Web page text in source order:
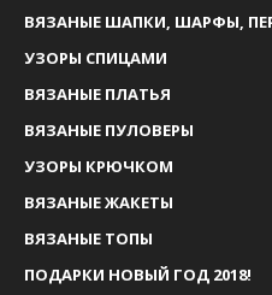
ВЯЗАНЫЕ ШАПКИ, ШАРФЫ,
УЗОРЫ СПИЦАМИ
ВЯЗАНЫЕ ПЛАТЬЯ
ВЯЗАНЫЕ ПУЛОВЕРЫ
УЗОРЫ КРЮЧКОМ
ВЯЗАНЫЕ ЖАКЕТЫ
ВЯЗАНЫЕ ТОПЫ
ПОДАРКИ НОВЫЙ ГОД 2018!